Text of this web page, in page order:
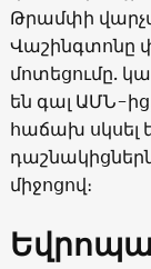
Թրամփի
Վաշինգտոնը
մոտեցումը.
են գալ ԱՄՆ-
հաճախ սկսել
միջոցով։